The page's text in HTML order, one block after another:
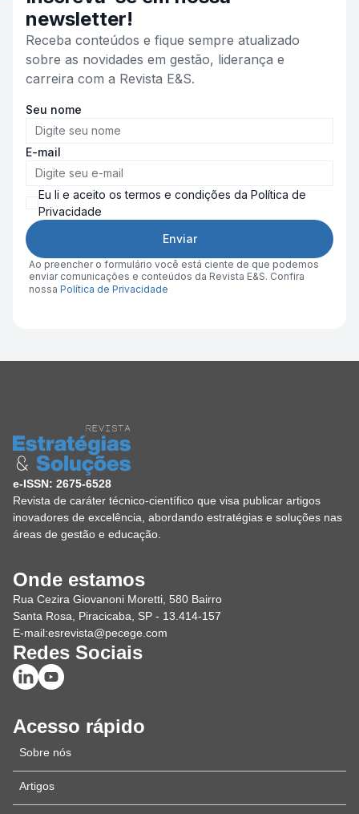
newsletter!
Receba conteúdos e fique sempre atualizado
sobre as novidades em gestão, liderança e
carreira com a Revista E&S.
Seu nome
E-mail
Eu li e aceito os termos e condições da Política de
Privacidade
Enviar
Ao preencher o formulário você está ciente de que podemos
enviar comunicações e conteúdos da Revista E&S. Confira
nossa Política de Privacidade
e-ISSN: 2675-6528
Revista de caráter técnico-científico que visa publicar artigos
inovadores de excelência, abordando estratégias e soluções nas
áreas de gestão e educação.
Onde estamos
Rua Cezira Giovanoni Moretti, 580 Bairro
Santa Rosa, Piracicaba, SP - 13.414-157
E-mail:esrevista@pecege.com
Redes Sociais
Acesso rápido
Sobre nós
Artigos